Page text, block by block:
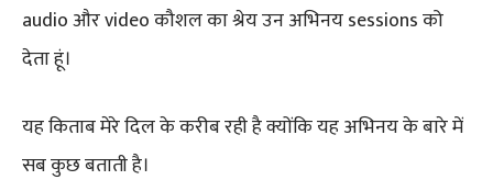
audio और video कौशल का श्रेय उन अभिनय sessions को
देता हूं।
यह किताब मेरे दिल के करीब रही है क्योंकि यह अभिनय के बारे में
सब कुछ बताती है।